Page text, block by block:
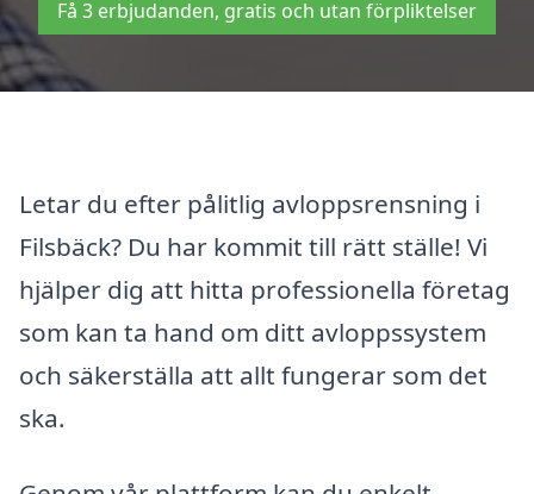
Få 3 erbjudanden, gratis och utan förpliktelser
Letar du efter pålitlig avloppsrensning i
Filsbäck? Du har kommit till rätt ställe! Vi
hjälper dig att hitta professionella företag
som kan ta hand om ditt avloppssystem
och säkerställa att allt fungerar som det
ska.